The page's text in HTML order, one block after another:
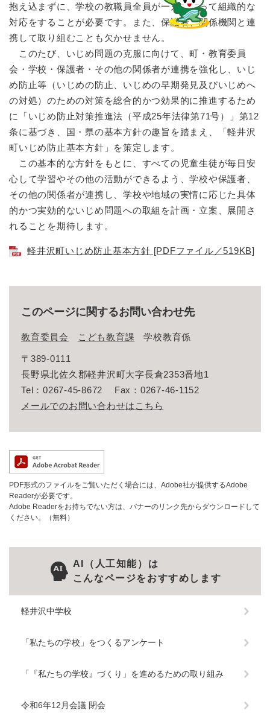
抱え込まずに、学校の教職員全員が一丸となって組織的な
対応をすることが必要です。また、保護者、関係機関と連
携して取り組むことも欠かせません。
このたび、いじめ問題の克服に向けて、町・教育委員
会・学校・保護者・その他の関係者が連携を強化し、いじ
め防止等（いじめの防止、いじめの早期発見及びいじめへ
の対処）のための対策を総合的かつ効果的に推進するため
に「いじめ防止対策推進法（平成25年法律第71号）」第12
条に基づき、国・県の基本方針の趣旨を踏まえ、「軽井沢
町いじめ防止基本方針」を策定します。
この基本的な方針をもとに、すべての児童生徒が毎日安
心して学習やその他の活動ができるよう、学校や保護者、
その他の関係者が連携し、学校や地域の実情に応じた具体
的かつ実効的ないじめ問題への取組を計画・立案、展開さ
れることを期待します。
軽井沢町いじめ防止基本方針 [PDFファイル／519KB]
このページに関するお問い合わせ先
教育委員会 こども教育課 学校教育係
〒389-0111
長野県北佐久郡軽井沢町大字長倉2353番地1
Tel：0267-45-8672
Fax：0267-46-1152
メールでのお問い合わせはこちら
PDF形式のファイルをご覧いただく場合には、Adobe社が提供するAdobe
Readerが必要です。
Adobe Readerをお持ちでない方は、バナーのリンク先からダウンロードして
ください。（無料）
AI（人工知能）は
こんなページをおすすめします
軽井沢中学校
「私たちの学校」をつくるアンケート
「『私たちの学校』づくり」を進めるための取り組み
令和6年12月会議 閉会